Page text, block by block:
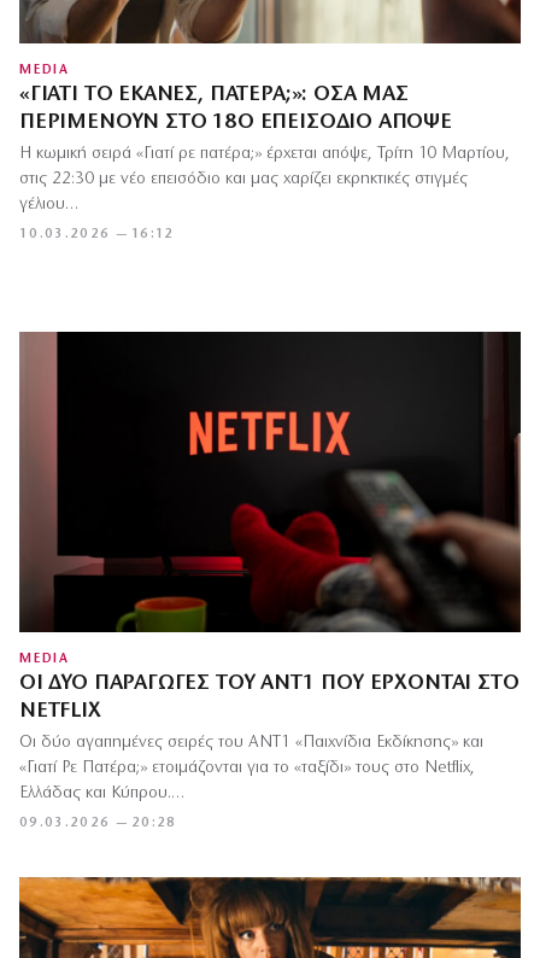
MEDIA
«ΓΙΑΤΊ ΤΟ ΈΚΑΝΕΣ, ΠΑΤΈΡΑ;»: ΌΣΑ ΜΑΣ
ΠΕΡΙΜΈΝΟΥΝ ΣΤΟ 18Ο ΕΠΕΙΣΌΔΙΟ ΑΠΌΨΕ
10.03.2026 — 16:12
Η κωμική σειρά «Γιατί ρε πατέρα;» έρχεται απόψε, Τρίτη 10 Μαρτίου,
στις 22:30 με νέο επεισόδιο και μας χαρίζει εκρηκτικές στιγμές
γέλιου…
MEDIA
ΟΙ ΔΎΟ ΠΑΡΑΓΩΓΈΣ ΤΟΥ ΑΝΤ1 ΠΟΥ ΈΡΧΟΝΤΑΙ ΣΤΟ
NETFLIX
09.03.2026 — 20:28
Οι δύο αγαπημένες σειρές του ΑΝΤ1 «Παιχνίδια Εκδίκησης» και
«Γιατί Ρε Πατέρα;» ετοιμάζονται για το «ταξίδι» τους στο Netflix,
Ελλάδας και Κύπρου.…